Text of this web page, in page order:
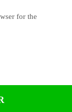
for the
hizmeti